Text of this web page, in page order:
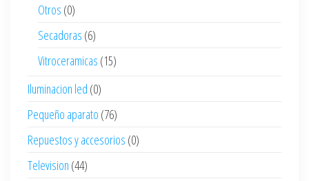
Otros (0)
Secadoras (6)
Vitroceramicas (15)
Iluminacion led (0)
Pequeño aparato (76)
Repuestos y accesorios (0)
Television (44)